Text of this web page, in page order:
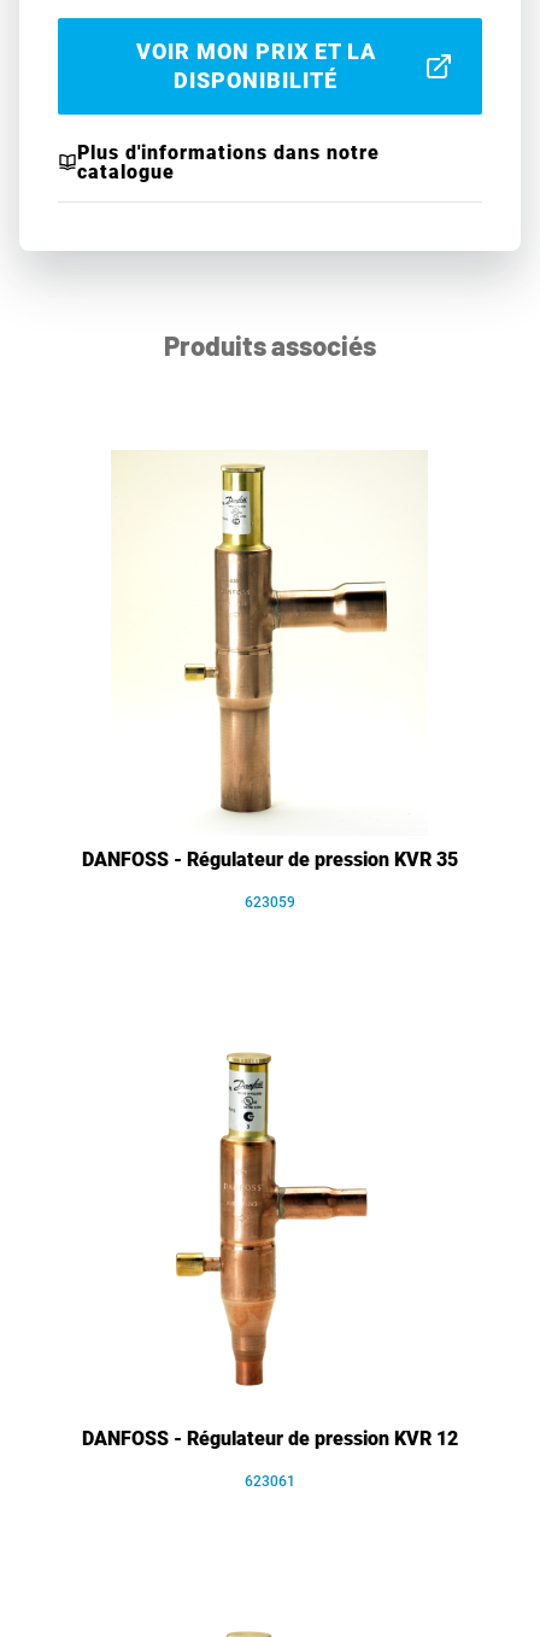
VOIR MON PRIX ET LA
DISPONIBILITÉ
Plus d'informations dans notre
catalogue
Produits associés
DANFOSS - Régulateur de pression KVR 35
623059
DANFOSS - Régulateur de pression KVR 12
623061